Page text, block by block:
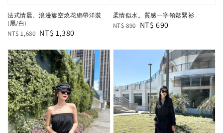
法式情晨。浪漫簍空燒花綁帶洋裝
(黑/白)
Regular
NT$ 1,680 Sale
NT$ 1,380
柔情似水。質感一字領鬆緊衫
Regular
NT$ 890 Sale
NT$ 690